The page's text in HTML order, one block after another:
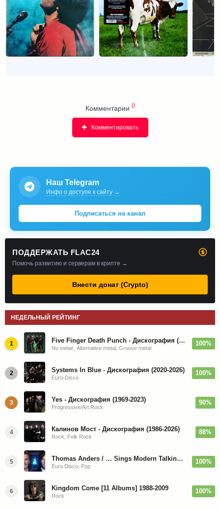
Комментарии 0
Комментировать
Наш Telegram
Инфо о доступе к сайту →
Подписаться на канал
ПОДДЕРЖАТЬ FLAC24
Помочь развитию и серверам в крипте →
Внести донат (Crypto)
НЕДЕЛЬНЫЙ РЕЙТИНГ
1 Five Finger Death Punch - Дискография (2008-2026)
Nu metal , Alternative metal, Groove metal
100%
2 Systems In Blue - Дискография (2020-2026)
Euro-Disco
100%
3 Yes - Дискография (1969-2023)
Progressive/Art Rock
90%
4 Калинов Мост - Дискография (1986-2026)
Rock, Folk Rock
88%
5 Thomas Anders / … Sings Modern Talking: The Best hi-res
Euro Disco, Pop
100%
6 Kingdom Come [11 Albums] 1988-2009
Rock
100%